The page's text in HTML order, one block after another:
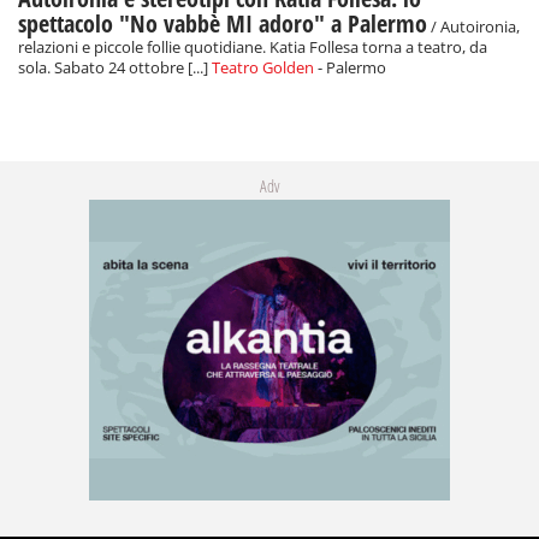
spettacolo "No vabbè MI adoro" a Palermo/ Autoironia,
relazioni e piccole follie quotidiane. Katia Follesa torna a teatro, da
sola. Sabato 24 ottobre [...]Teatro Golden - Palermo
Adv